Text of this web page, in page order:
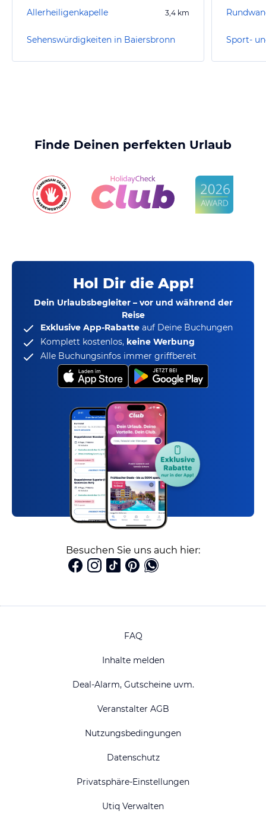
Allerheiligenkapelle 3,4 km
Sehenswürdigkeiten in Baiersbronn
Finde Deinen perfekten Urlaub
Hol Dir die App!
Dein Urlaubsbegleiter – vor und während der
Reise
Exklusive App-Rabatte auf Deine Buchungen
Komplett kostenlos, keine Werbung
Alle Buchungsinfos immer griffbereit
Besuchen Sie uns auch hier:
FAQ
Inhalte melden
Deal-Alarm, Gutscheine uvm.
Veranstalter AGB
Nutzungsbedingungen
Datenschutz
Privatsphäre-Einstellungen
Utiq Verwalten